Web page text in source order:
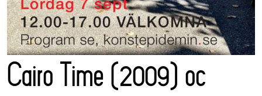
Cairo Time (2009) oc